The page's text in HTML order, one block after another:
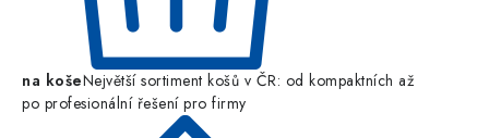
na košeNejvětší sortiment košů v ČR: od kompaktních až
po profesionální řešení pro firmy